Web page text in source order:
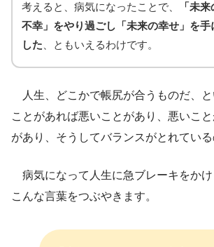
考えると、病気になったことで、
「未来
不幸」をやり過ごし「未来の幸せ」を手
した 、ともいえるわけです。
人生、どこかで帳尻が合うものだ、
ことがあれば悪いことがあり、悪いこ
があり、そうしてバランスがとれている
病気になって人生に急ブレーキをかけ
こんな言葉をつぶやきます。